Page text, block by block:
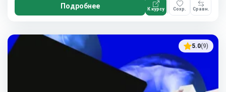
Подробнее К курсу Сохр. Сравн.
5.0(9)